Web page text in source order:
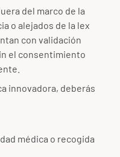
del marco de la
o alejados de la lex
con validación
el consentimiento
innovadora, deberás
médica o recogida